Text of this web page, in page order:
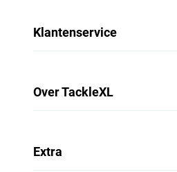
Klantenservice
Over TackleXL
Extra